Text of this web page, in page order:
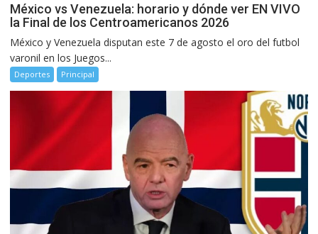
México vs Venezuela: horario y dónde ver EN VIVO
la Final de los Centroamericanos 2026
México y Venezuela disputan este 7 de agosto el oro del futbol
varonil en los Juegos...
Deportes Principal